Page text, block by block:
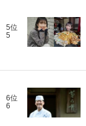
5位
5
6位
6